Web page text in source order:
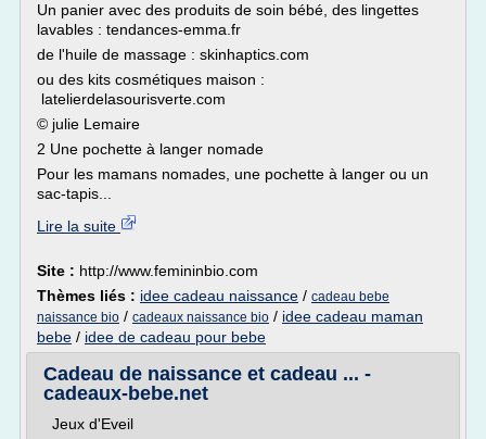
Un panier avec des produits de soin bébé, des lingettes
lavables : tendances-emma.fr
de l'huile de massage : skinhaptics.com
ou des kits cosmétiques maison :
latelierdelasourisverte.com
© julie Lemaire
2 Une pochette à langer nomade
Pour les mamans nomades, une pochette à langer ou un
sac-tapis...
Lire la suite
Site : http://www.femininbio.com
Thèmes liés : idee cadeau naissance / cadeau bebe
naissance bio / cadeaux naissance bio / idee cadeau maman
bebe / idee de cadeau pour bebe
Cadeau de naissance et cadeau ... -
cadeaux-bebe.net
Jeux d'Eveil